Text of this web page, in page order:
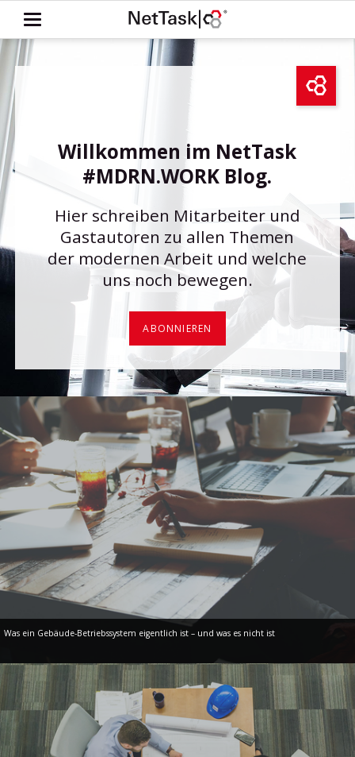
Willkommen im NetTask
#MDRN.WORK Blog.
Hier schreiben Mitarbeiter und
Gastautoren zu allen Themen
der modernen Arbeit und welche
uns noch bewegen.
ABONNIEREN
Was ein Gebäude-Betriebssystem eigentlich ist – und was es nicht ist